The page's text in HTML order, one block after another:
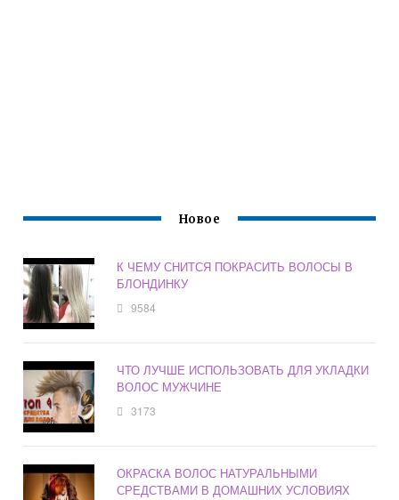
Новое
К ЧЕМУ СНИТСЯ ПОКРАСИТЬ ВОЛОСЫ В
БЛОНДИНКУ
9584
ЧТО ЛУЧШЕ ИСПОЛЬЗОВАТЬ ДЛЯ УКЛАДКИ
ВОЛОС МУЖЧИНЕ
3173
ОКРАСКА ВОЛОС НАТУРАЛЬНЫМИ
СРЕДСТВАМИ В ДОМАШНИХ УСЛОВИЯХ